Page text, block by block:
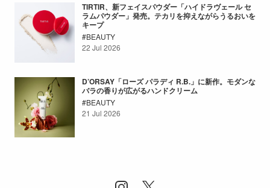
TIRTIR、新フェイスパウダー「ハイドラヴェール セ
ラムパウダー」発売。テカリを抑えながらうるおいを
キープ
BEAUTY
22 Jul 2026
D’ORSAY「ローズ パラディ R.B.」に新作。モダンな
バラの香りが広がるハンドクリーム
BEAUTY
21 Jul 2026